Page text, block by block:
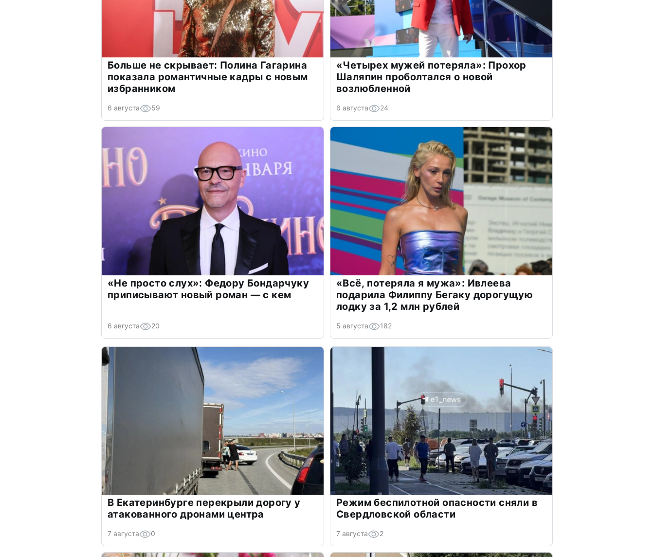
Больше не скрывает: Полина Гагарина
показала романтичные кадры с новым
избранником
6 августа 59
«Четырех мужей потеряла»: Прохор
Шаляпин проболтался о новой
возлюбленной
6 августа 24
«Не просто слух»: Федору Бондарчуку
приписывают новый роман — с кем
6 августа 20
«Всё, потеряла я мужа»: Ивлеева
подарила Филиппу Бегаку дорогущую
лодку за 1,2 млн рублей
5 августа 182
В Екатеринбурге перекрыли дорогу у
атакованного дронами центра
7 августа 0
Режим беспилотной опасности сняли в
Свердловской области
7 августа 2